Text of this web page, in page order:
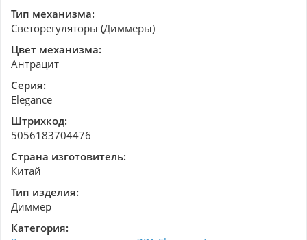
Тип механизма:
Светорегуляторы (Диммеры)
Цвет механизма:
Антрацит
Серия:
Elegance
Штрихкод:
5056183704476
Страна изготовитель:
Китай
Тип изделия:
Диммер
Категория: